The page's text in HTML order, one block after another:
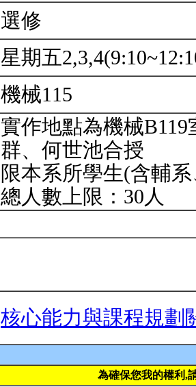
選修
星期五
機械115
實作地點為機械
群、何世池合授
限本系所學生(含輔
總人數上限：30人
核心能力與課程規劃
為確保您我的權利,